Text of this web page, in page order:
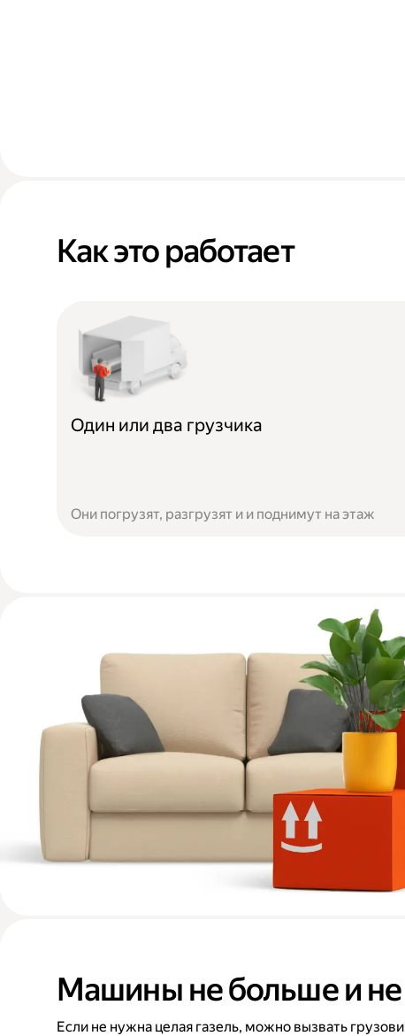
Как это работает
Один или два грузчика
Они погрузят, разгрузят и и поднимут на этаж
Машины не больше и
Если не нужна целая газель, можно вызвать